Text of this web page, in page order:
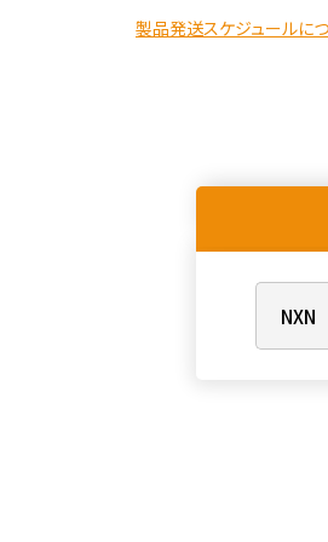
製品発送スケジュールに